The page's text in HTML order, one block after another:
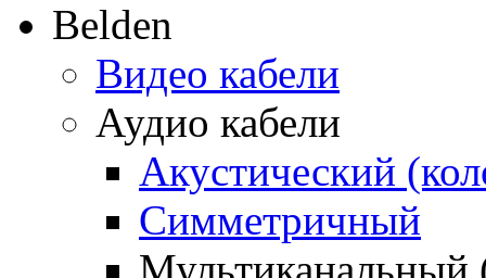
Belden
Видео кабели
Аудио кабели
Акустический
Симметричный